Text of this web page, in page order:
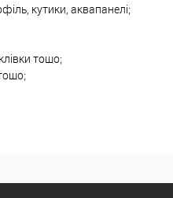
кутики, аквапанелі;
тощо;